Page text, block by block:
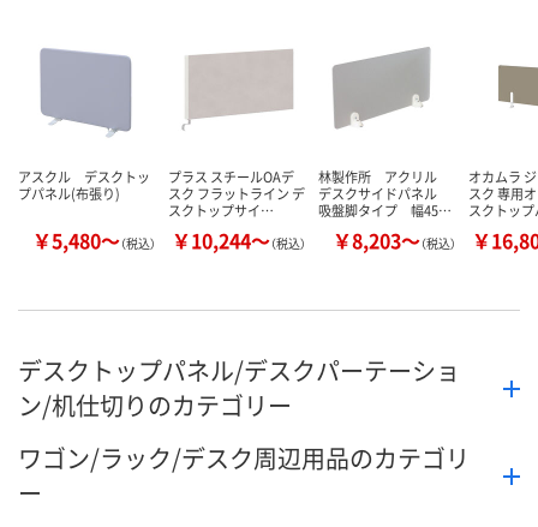
アスクル デスクトッ
プパネル(布張り)
￥5,480～（税込）
プラス スチールOAデ
スク フラットライン デ
スクトップサイ…
￥10,244～（税込）
林製作所 アクリル
デスクサイドパネル
吸盤脚タイプ 幅45…
￥8,203～（税込）
オカムラ
スク 専用
スクトッ
￥
デスクトップパネル/デスクパーテーショ
ン/机仕切りのカテゴリー
ワゴン/ラック/デスク周辺用品のカテゴリ
ー